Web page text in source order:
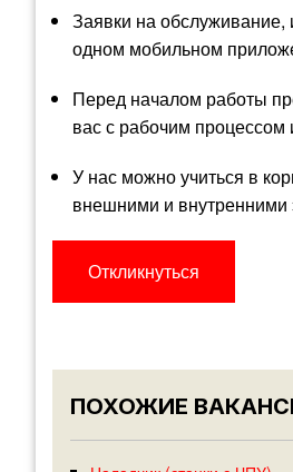
Заявки на
одном мобильном
Перед началом работы
вас с рабочим
У нас можно учиться в
внешними и внутренними
Откликнуться
ПОХОЖИЕ